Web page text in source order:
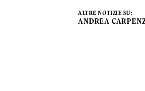
ALTRE NOTIZIE SU:
ANDREA